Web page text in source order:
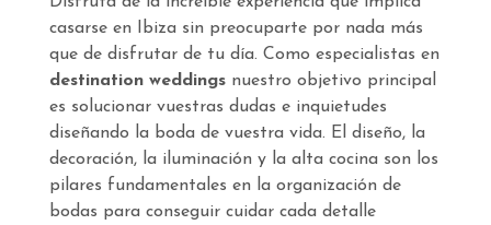
casarse en Ibiza sin preocuparte por nada más
que de disfrutar de tu día. Como especialistas en
destination weddingsnuestro objetivo principal
es solucionar vuestras dudas e inquietudes
diseñando la boda de vuestra vida. El diseño, la
decoración, la iluminación y la alta cocina son los
pilares fundamentales en la organización de
bodas para conseguir cuidar cada detalle